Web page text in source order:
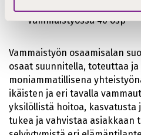
vammaistyössä 40 osp
Vammaistyön osaamisalan
osaat suunnitella, toteuttaa
moniammatillisena
ikäisten ja eri tavalla
yksilöllistä hoitoa, kasvatusta
tukea ja vahvistaa asiakkaan